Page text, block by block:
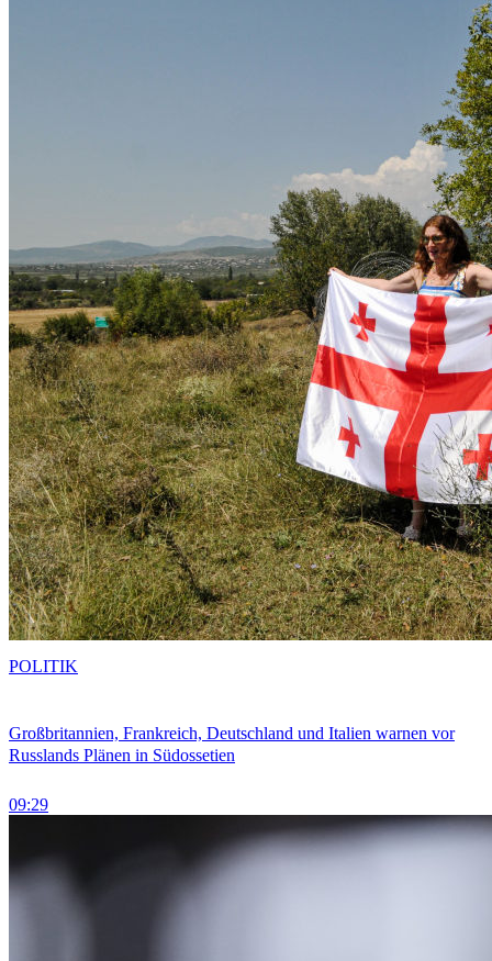
Großbritannien, Frankreich, Deutschland und Italien warnen vor
Russlands Plänen in Südossetien
09:29
POLITIK